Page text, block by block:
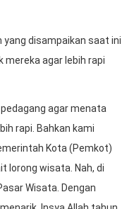
disampaikan saat ini
mereka agar lebih rapi
agar menata
rapi. Bahkan kami
Kota (Pemkot)
lorong wisata. Nah, di
Wisata. Dengan